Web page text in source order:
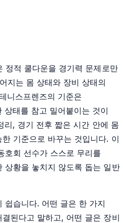
정적 쿨다운을 경기력 문제로만
지는 몸 상태와 장비 상태의
니스프렌즈의 기준은
상태를 참고 밀어붙이는 것이
리, 경기 전후 짧은 시간 안에 몸
기준으로 바꾸는 것입니다. 이
호회 선수가 스스로 무리를
상황을 놓치지 않도록 돕는 일반
쉽습니다. 어떤 글은 한 가지
된다고 말하고, 어떤 글은 장비